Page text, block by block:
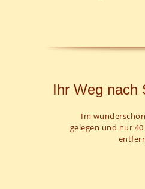
Ihr Weg nach
Im
gelegen und nur